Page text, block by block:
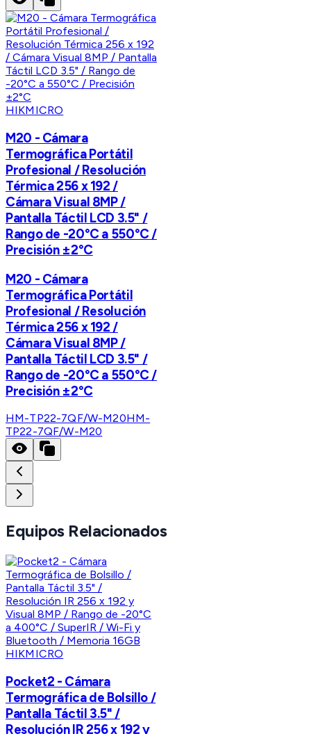
HIKMICRO
M20 - Cámara
Termográfica Portátil
Profesional / Resolución
Térmica 256 x 192 /
Cámara Visual 8MP /
Pantalla Táctil LCD 3.5" /
Rango de -20°C a 550°C /
Precisión ±2°C
M20 - Cámara
Termográfica Portátil
Profesional / Resolución
Térmica 256 x 192 /
Cámara Visual 8MP /
Pantalla Táctil LCD 3.5" /
Rango de -20°C a 550°C /
Precisión ±2°C
HM-TP22-7QF/W-M20HM-
TP22-7QF/W-M20
Equipos Relacionados
HIKMICRO
Pocket2 - Cámara
Termográfica de Bolsillo /
Pantalla Táctil 3.5" /
Resolución IR 256 x 192 y